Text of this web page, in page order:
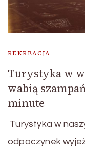
REKREACJA
Turystyka w
wabią
minute
Turystyka w
odpoczynek